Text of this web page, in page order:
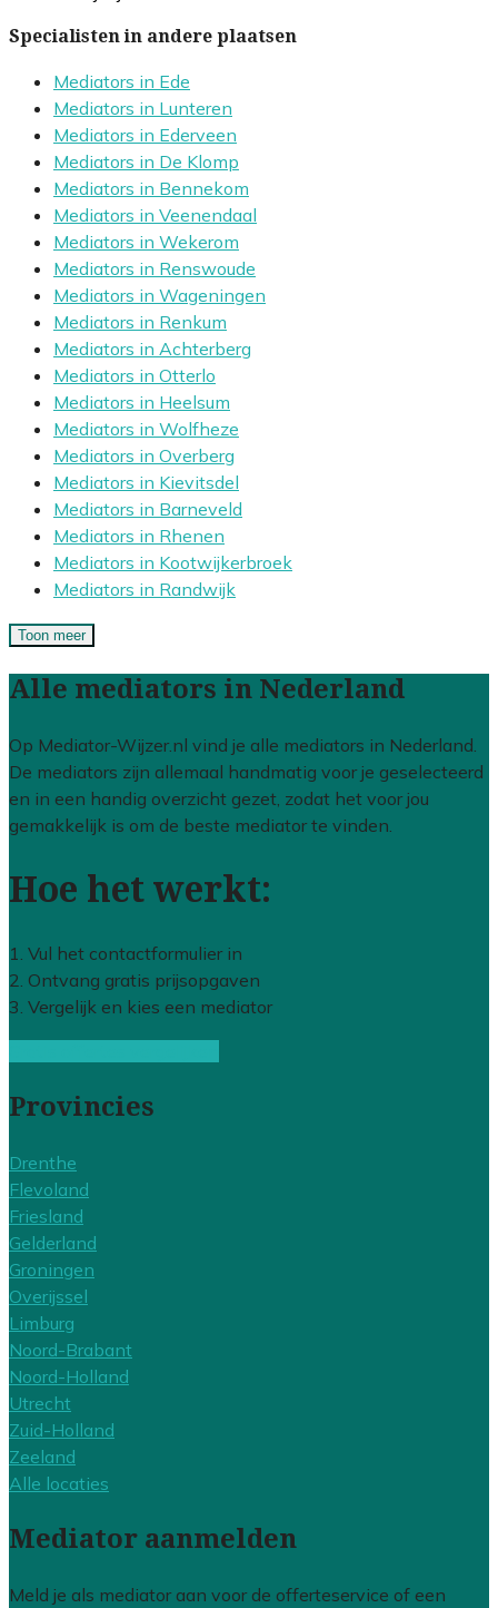
Specialisten in andere plaatsen
Mediators in Ede
Mediators in Lunteren
Mediators in Ederveen
Mediators in De Klomp
Mediators in Bennekom
Mediators in Veenendaal
Mediators in Wekerom
Mediators in Renswoude
Mediators in Wageningen
Mediators in Renkum
Mediators in Achterberg
Mediators in Otterlo
Mediators in Heelsum
Mediators in Wolfheze
Mediators in Overberg
Mediators in Kievitsdel
Mediators in Barneveld
Mediators in Rhenen
Mediators in Kootwijkerbroek
Mediators in Randwijk
Toon meer
Alle mediators in Nederland
Op Mediator-Wijzer.nl vind je alle mediators in Nederland.
De mediators zijn allemaal handmatig voor je geselecteerd
en in een handig overzicht gezet, zodat het voor jou
gemakkelijk is om de beste mediator te vinden.
Hoe het werkt:
1. Vul het contactformulier in
2. Ontvang gratis prijsopgaven
3. Vergelijk en kies een mediator
Provincies
Drenthe
Flevoland
Friesland
Gelderland
Groningen
Overijssel
Limburg
Noord-Brabant
Noord-Holland
Utrecht
Zuid-Holland
Zeeland
Alle locaties
Mediator aanmelden
Meld je als mediator aan voor de offerteservice of een